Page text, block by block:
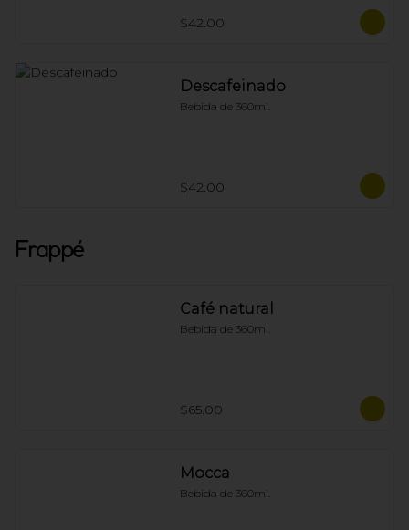
$42.00
Descafeinado
Bebida de 360ml.
$42.00
Frappé
Café natural
Bebida de 360ml.
$65.00
Mocca
Bebida de 360ml.